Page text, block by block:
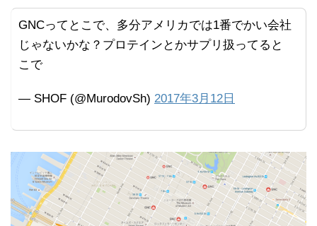
GNCってとこで、多分アメリカでは1番でかい会社
じゃないかな？プロテインとかサプリ扱ってると
こで
— SHOF (@MurodovSh) 2017年3月12日